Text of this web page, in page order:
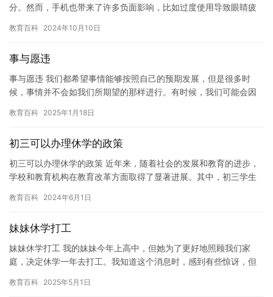
分。然而，手机也带来了许多负面影响，比如过度使用导致眼睛疲
让小孩…
教育百科 2024年10月10日
事与愿违
事与愿违 我们都希望事情能够按照自己的预期发展，但是很多时
候，事情并不会如我们所期望的那样进行。有时候，我们可能会因
例如…
教育百科 2025年1月18日
初三可以办理休学的政策
初三可以办理休学的政策 近年来，随着社会的发展和教育的进步，
学校和教育机构在教育改革方面取得了显著进展。其中，初三学生
说，…
教育百科 2024年6月1日
妹妹休学打工
妹妹休学打工 我的妹妹今年上高中，但她为了更好地照顾我们家
庭，决定休学一年去打工。我知道这个消息时，感到有些惊讶，但
然学…
教育百科 2025年5月1日